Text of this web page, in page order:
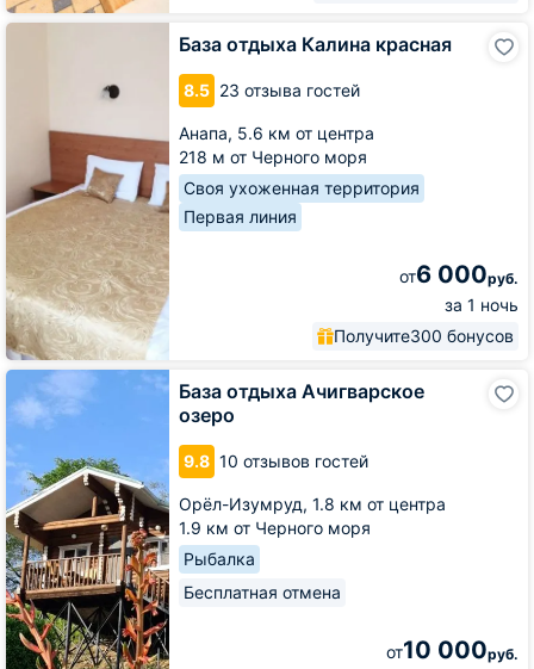
База отдыха Калина красная
8.5 23 отзыва гостей
Анапа, 5.6 км от центра
218 м от Черного моря
Своя ухоженная территория
Первая линия
от6 000руб.
за 1 ночь
Получите300 бонусов
База
База отдыха Ачигварское
озеро
9.8 10 отзывов гостей
Орёл-Изумруд, 1.8 км от центра
1.9 км от Черного моря
Рыбалка
Бесплатная отмена
от10 000руб.
База
отдыха
Ачигварское
озеро